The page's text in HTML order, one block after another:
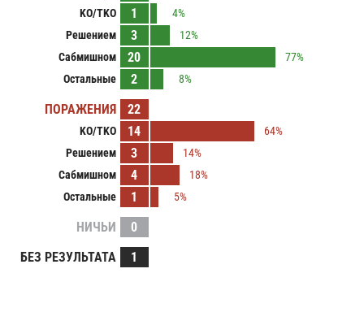
KO/TKO 1
4%
Решением
3
12%
Сабмишном
20
77%
Остальные
2 8%
ПОРАЖЕНИЯ 22
KO/TKO 14
64%
Решением
3
14%
Сабмишном
4
18%
Остальные
1 5%
НИЧЬИ
0
БЕЗ РЕЗУЛЬТАТА
1